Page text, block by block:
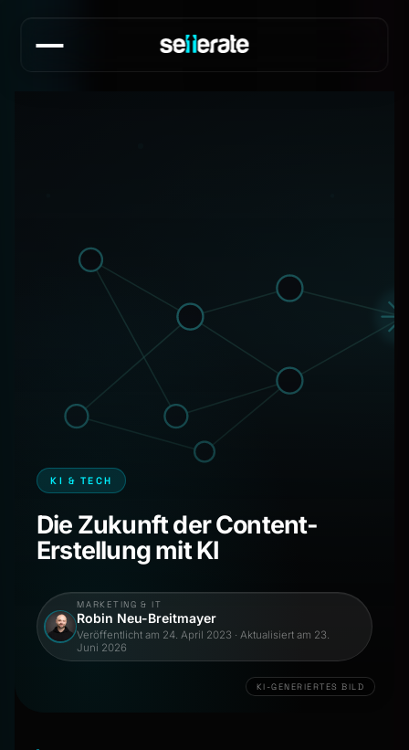
KI-GENERIERTES BILD
KI & TECH
Die Zukunft der Content-
Erstellung mit KI
MARKETING & IT
Robin Neu-Breitmayer
Veröffentlicht am 24. April 2023 · Aktualisiert am 23.
Juni 2026